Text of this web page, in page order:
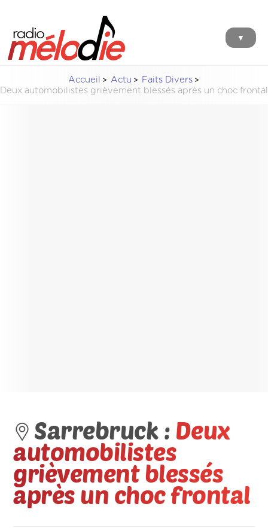
▼
Accueil Actu
Faits Divers
Deux automobilistes grièvement blessés après un choc frontal
Sarrebruck : Deux
automobilistes
grièvement blessés
après un choc frontal